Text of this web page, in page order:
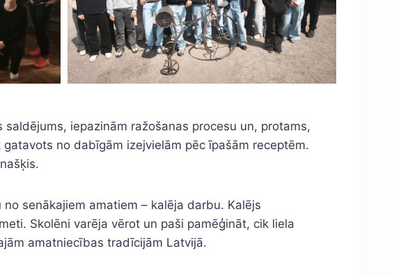
iepazinām ražošanas procesu un, protams,
no dabīgām izejvielām pēc īpašām receptēm.
senākajiem amatiem – kalēja darbu. Kalējs
Skolēni varēja vērot un paši pamēģināt, cik liela
amatniecības tradīcijām Latvijā.